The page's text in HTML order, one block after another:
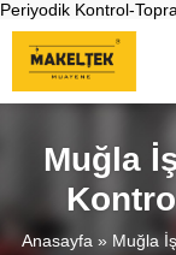
Periyodik Kontrol-
Muğla
Anasayfa » Muğla